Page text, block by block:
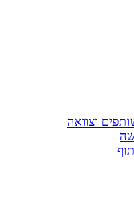
וצוואה